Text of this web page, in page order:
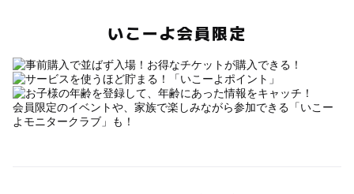
いこーよ会員限定
会員限定のイベントや、家族で楽しみながら参加できる「いこー
よモニタークラブ」も！